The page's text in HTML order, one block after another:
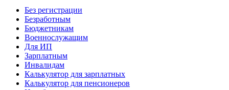
Без регистрации
Безработным
Бюджетникам
Военнослужащим
Для ИП
Зарплатным
Инвалидам
Калькулятор для зарплатных
Калькулятор для пенсионеров